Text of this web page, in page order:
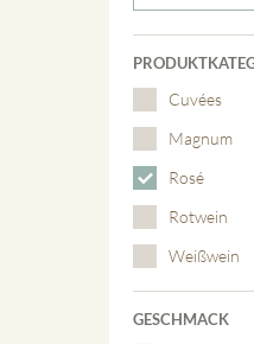
Cuvées
Magnum
Rosé
Rotwein
Weißwein
GESCHMACK